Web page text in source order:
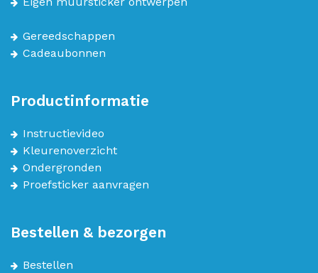
Gereedschappen
Cadeaubonnen
Productinformatie
Instructievideo
Kleurenoverzicht
Ondergronden
Proefsticker aanvragen
Bestellen & bezorgen
Bestellen